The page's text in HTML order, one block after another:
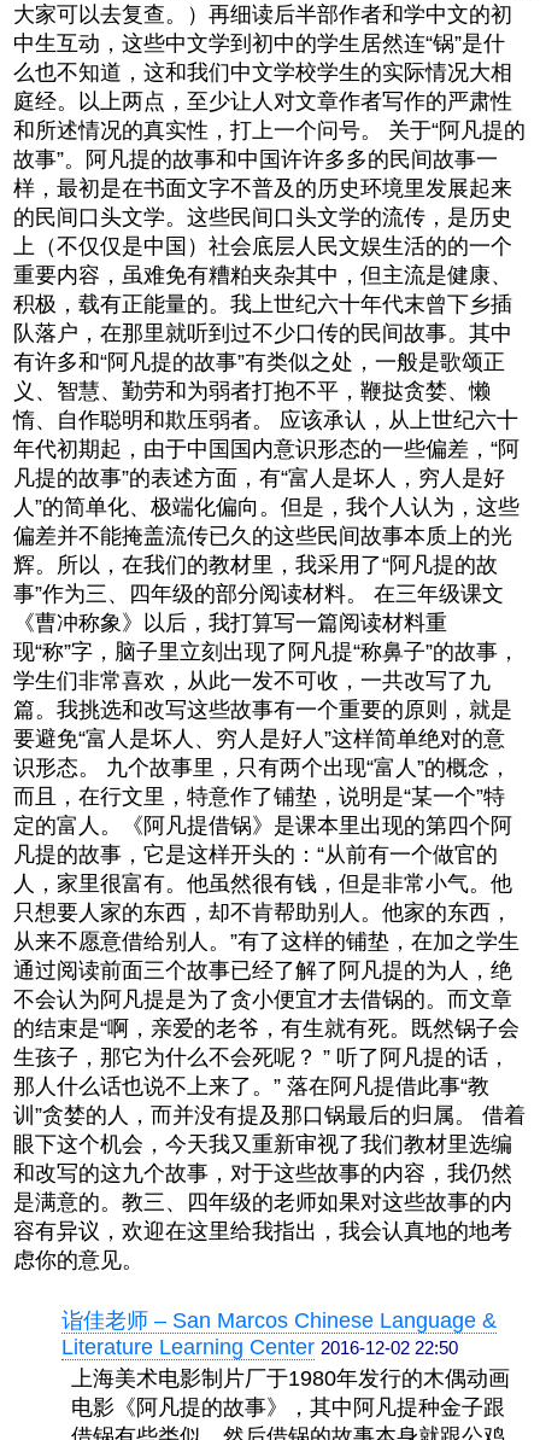
大家可以去复查。）再细读后半部作者和学中文的初
中生互动，这些中文学到初中的学生居然连“锅”是什
么也不知道，这和我们中文学校学生的实际情况大相
庭经。以上两点，至少让人对文章作者写作的严肃性
和所述情况的真实性，打上一个问号。 关于“阿凡提的
故事”。阿凡提的故事和中国许许多多的民间故事一
样，最初是在书面文字不普及的历史环境里发展起来
的民间口头文学。这些民间口头文学的流传，是历史
上（不仅仅是中国）社会底层人民文娱生活的的一个
重要内容，虽难免有糟粕夹杂其中，但主流是健康、
积极，载有正能量的。我上世纪六十年代末曾下乡插
队落户，在那里就听到过不少口传的民间故事。其中
有许多和“阿凡提的故事”有类似之处，一般是歌颂正
义、智慧、勤劳和为弱者打抱不平，鞭挞贪婪、懒
惰、自作聪明和欺压弱者。 应该承认，从上世纪六十
年代初期起，由于中国国内意识形态的一些偏差，“阿
凡提的故事”的表述方面，有“富人是坏人，穷人是好
人”的简单化、极端化偏向。但是，我个人认为，这些
偏差并不能掩盖流传已久的这些民间故事本质上的光
辉。所以，在我们的教材里，我采用了“阿凡提的故
事”作为三、四年级的部分阅读材料。 在三年级课文
《曹冲称象》以后，我打算写一篇阅读材料重
现“称”字，脑子里立刻出现了阿凡提“称鼻子”的故事，
学生们非常喜欢，从此一发不可收，一共改写了九
篇。我挑选和改写这些故事有一个重要的原则，就是
要避免“富人是坏人、穷人是好人”这样简单绝对的意
识形态。 九个故事里，只有两个出现“富人”的概念，
而且，在行文里，特意作了铺垫，说明是“某一个”特
定的富人。《阿凡提借锅》是课本里出现的第四个阿
凡提的故事，它是这样开头的：“从前有一个做官的
人，家里很富有。他虽然很有钱，但是非常小气。他
只想要人家的东西，却不肯帮助别人。他家的东西，
从来不愿意借给别人。”有了这样的铺垫，在加之学生
通过阅读前面三个故事已经了解了阿凡提的为人，绝
不会认为阿凡提是为了贪小便宜才去借锅的。而文章
的结束是“啊，亲爱的老爷，有生就有死。既然锅子会
生孩子，那它为什么不会死呢？ ” 听了阿凡提的话，
那人什么话也说不上来了。” 落在阿凡提借此事“教
训”贪婪的人，而并没有提及那口锅最后的归属。 借着
眼下这个机会，今天我又重新审视了我们教材里选编
和改写的这九个故事，对于这些故事的内容，我仍然
是满意的。教三、四年级的老师如果对这些故事的内
容有异议，欢迎在这里给我指出，我会认真地的地考
虑你的意见。
诣佳老师 – San Marcos Chinese Language &
Literature Learning Center 2016-12-02 22:50
上海美术电影制片厂于1980年发行的木偶动画
电影《阿凡提的故事》，其中阿凡提种金子跟